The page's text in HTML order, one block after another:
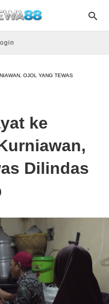
OJOL YANG TEWAS
ke
Dilindas